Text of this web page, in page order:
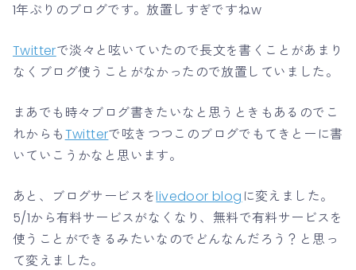
1年ぶりのブログです。放置しすぎですねw
Twitterで淡々と呟いていたので長文を書くことがあまり
なくブログ使うことがなかったので放置していました。
まあでも時々ブログ書きたいなと思うときもあるのでこ
れからもTwitterで呟きつつこのブログでもてきとーに書
いていこうかなと思います。
あと、ブログサービスをlivedoor blog に変えました。
5/1から有料サービスがなくなり、無料で有料サービスを
使うことができるみたいなのでどんなんだろう？と思っ
て変えました。